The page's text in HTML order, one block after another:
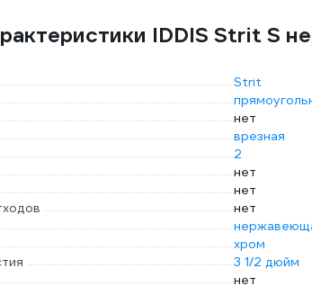
IDDIS Strit S
Strit
нет
врезная
2
нет
нет
нет
хром
3 1/2 дюйм
нет